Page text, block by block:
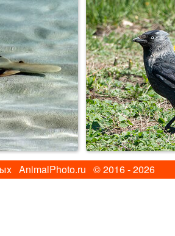
AnimalPhoto.ru © 2016 - 2026